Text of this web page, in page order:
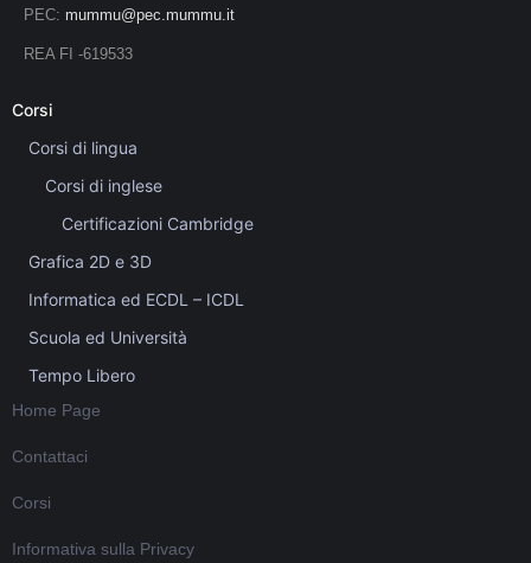
PEC: mummu@pec.mummu.it
REA FI -619533
Corsi
Corsi di lingua
Corsi di inglese
Certificazioni Cambridge
Grafica 2D e 3D
Informatica ed ECDL – ICDL
Scuola ed Università
Tempo Libero
Home Page
Contattaci
Corsi
Informativa sulla Privacy